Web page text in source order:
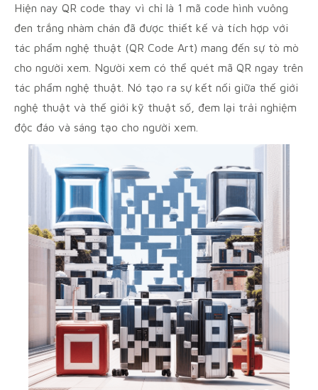
Hiện nay QR code thay vì chỉ là 1 mã code hình vuông
đen trắng nhàm chán đã được thiết kế và tích hợp với
tác phẩm nghệ thuật (QR Code Art) mang đến sự tò mò
cho người xem. Người xem có thể quét mã QR ngay trên
tác phẩm nghệ thuật. Nó tạo ra sự kết nối giữa thế giới
nghệ thuật và thế giới kỹ thuật số, đem lại trải nghiệm
độc đáo và sáng tạo cho người xem.